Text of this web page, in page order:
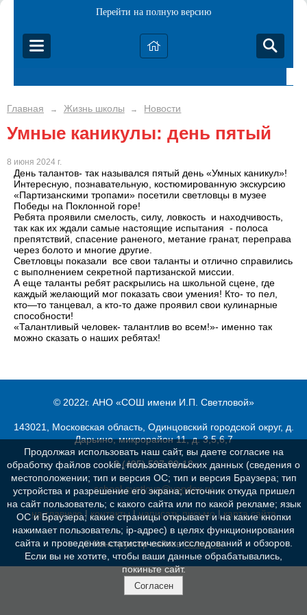
Перейти на полную версию
Главная → Жизнь школы → Новости
Умные каникулы: день пятый
8 июня 2024 г.
День талантов- так назывался пятый день «Умных каникул»!
Интересную, познавательную, костюмированную экскурсию
«Партизанскими тропами» посетили светловцы в музее
Победы на Поклонной горе!
Ребята проявили смелость, силу, ловкость и находчивость,
так как их ждали самые настоящие испытания - полоса
препятствий, спасение раненого, метание гранат, переправа
через болото и многие другие.
Светловцы показали все свои таланты и отлично справились
с выполнением секретной партизанской миссии.
А еще таланты ребят раскрылись на школьной сцене, где
каждый желающий мог показать свои умения! Кто- то пел,
кто—то танцевал, а кто-то даже проявил свои кулинарные
способности!
«Талантливый человек- талантлив во всем!»- именно так
можно сказать о наших ребятах!
© 2022г. АНО «СОШ имени И.П. Светловой»
143021, Московская область, Одинцовский городской округ, д.
Дарьино, микрорайон 11, д. 3,5,6,7
8 (495) 597-09-18
school-svetlova@yandex.ru
на главную| контакты|написать письмо|карта сайта
© Конструктор сайтовNubex.ru
Продолжая использовать наш сайт, вы даете согласие на
обработку файлов cookie, пользовательских данных (сведения о
местоположении; тип и версия ОС; тип и версия Браузера; тип
устройства и разрешение его экрана; источник откуда пришел
на сайт пользователь; с какого сайта или по какой рекламе; язык
ОС и Браузера; какие страницы открывает и на какие кнопки
нажимает пользователь; ip-адрес) в целях функционирования
сайта и проведения статистических исследований и обзоров.
Если вы не хотите, чтобы ваши данные обрабатывались,
покиньте сайт.
Согласен